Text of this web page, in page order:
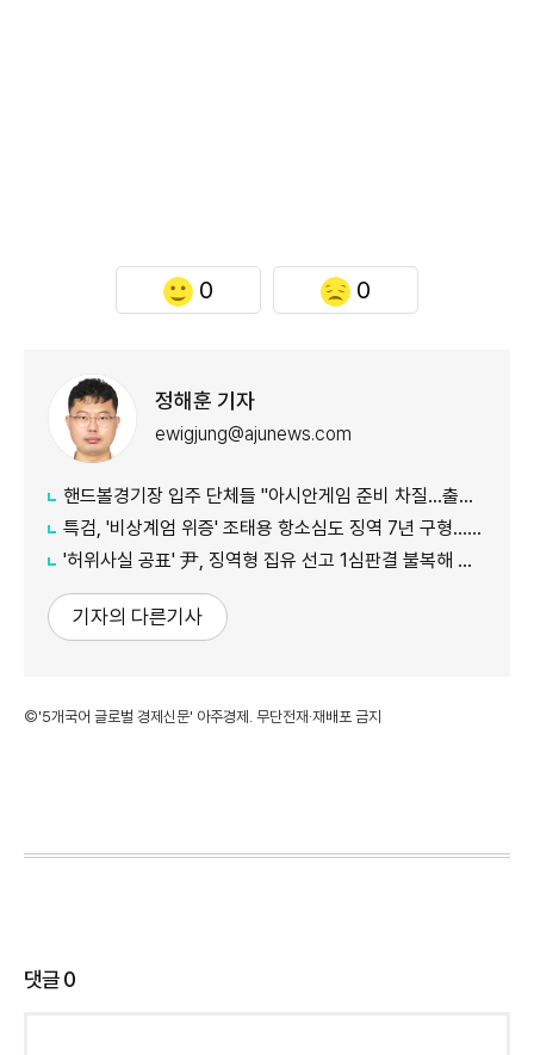
0 0
정해훈 기자
ewigjung@ajunews.com
핸드볼경기장 입주 단체들 "아시안게임 준비 차질…출입 협조 간곡히 요청"
특검, '비상계엄 위증' 조태용 항소심도 징역 7년 구형…내달 19일 선고
'허위사실 공표' 尹, 징역형 집유 선고 1심판결 불복해 항소
기자의 다른기사
©'5개국어 글로벌 경제신문' 아주경제. 무단전재·재배포 금지
댓글0